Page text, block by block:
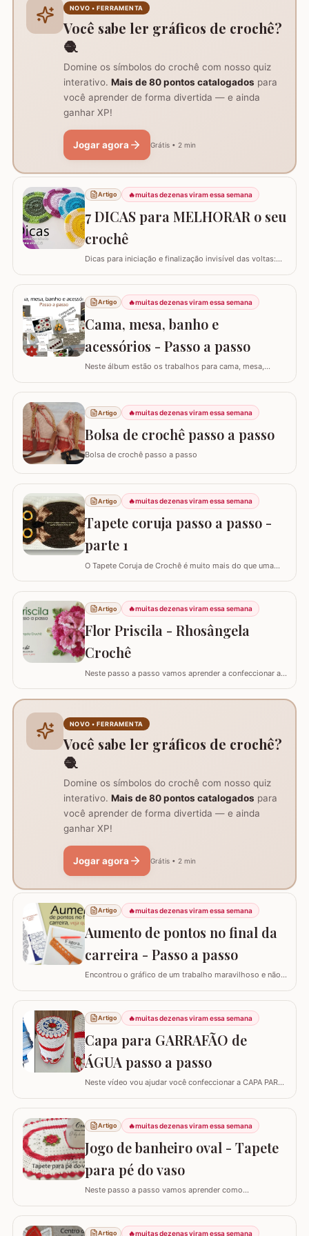
carregador dentro da bolsa, ele funciona como um
suporte inteligente na hora de carregar seu…
NOVO • FERRAMENTA
Você sabe ler gráficos de crochê?
🧶
Domine os símbolos do crochê com nosso quiz
interativo. Mais de 80 pontos catalogados para
você aprender de forma divertida — e ainda
ganhar XP!
Jogar agora Grátis • 2 min
Artigo 🔥muitas dezenas viram essa semana
7 DICAS para MELHORAR o seu
crochê
Dicas para iniciação e finalização invisível das voltas:
garante um acabamento quase imperceptível nas
iniciações e finalizações das voltas, resultando em um
trabalho mais elegante. Variações de pontos com o
falso ponto alto: Experimentar…
Artigo 🔥muitas dezenas viram essa semana
Cama, mesa, banho e
acessórios - Passo a passo
Neste álbum estão os trabalhos para cama, mesa,
clicar nas imagens! Trilhos/caminhos e centro de mesa
Sousplat Puxa-saco e porta-pano de prato Squares para
colcha de cama Outros Álbuns que temos no blog
Artigo 🔥muitas dezenas viram essa semana
Bolsa de crochê passo a passo
Bolsa de crochê passo a passo
Artigo 🔥muitas dezenas viram essa semana
Tapete coruja passo a passo -
parte 1
O Tapete Coruja de Crochê é muito mais do que uma
sabedoria com a delicadeza do feito à mão. Embora a
coruja real consiga girar o pescoço em 270°, a nossa
versão em crochê é ainda mais versátil: podemos criá-
la em todas as cores e estilos,…
Artigo 🔥muitas dezenas viram essa semana
Flor Priscila - Rhosângela
Crochê
Neste passo a passo vamos aprender a confeccionar a
conhecer, curtir e adquirir os trabalhos desta artesã
deixem de se inscrever em seu canal no YouTube –&gt;
NOVO • FERRAMENTA
Você sabe ler gráficos de crochê?
🧶
Domine os símbolos do crochê com nosso quiz
interativo. Mais de 80 pontos catalogados para
você aprender de forma divertida — e ainda
ganhar XP!
Jogar agora Grátis • 2 min
Artigo 🔥muitas dezenas viram essa semana
Aumento de pontos no final da
carreira - Passo a passo
Encontrou o gráfico de um trabalho maravilhoso e não
explicar de forma simples como interpretar o gráfico,
calcular a quantidade de correntes para iniciar um
trabalho e aumentar a quantidade de pontos no início ou
no final da carreira. (Link para…
Artigo 🔥muitas dezenas viram essa semana
Capa para GARRAFÃO de
ÁGUA passo a passo
Neste vídeo vou ajudar você confeccionar a CAPA PARA
sucesso agora com passo a passo super detalhado.
Esta capa veste bem um GARRAFÃO de 20 l e você pode
diminuir a quantidade de flores para fazer a capa para
um garrafão menor, aliás, se o seu ponto for…
Artigo 🔥muitas dezenas viram essa semana
Jogo de banheiro oval - Tapete
para pé do vaso
Neste passo a passo vamos aprender como
compõe o jogo de banheiro oval. Este jogo de banheiro
foi uma adaptação que fiz de um modelo de tapete e o
Artigo 🔥muitas dezenas viram essa semana